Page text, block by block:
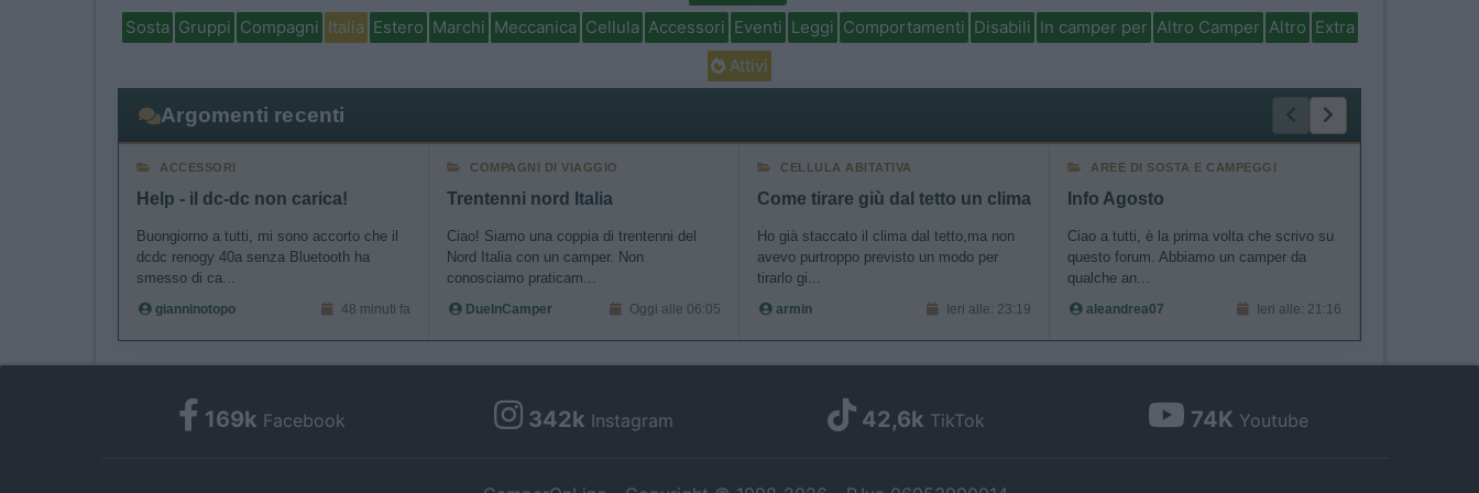
I want to allow Google to enable storage related to security, including
authentication functionality and fraud prevention, and other user protection.
Sosta Gruppi Compagni Italia Estero Marchi Meccanica Cellula Accessori Eventi Leggi Comportamenti Disabili In camper per Altro Camper Altro Extra
Attivi
Argomenti recenti
ACCESSORI
Help - il dc-dc non carica!
Buongiorno a tutti, mi sono accorto che il
dcdc renogy 40a senza Bluetooth ha
smesso di ca...
gianninotopo 48 minuti fa
COMPAGNI DI VIAGGIO
Trentenni nord Italia
Ciao! Siamo una coppia di trentenni del
Nord Italia con un camper. Non
conosciamo praticam...
DueInCamper Oggi alle 06:05
CELLULA ABITATIVA
Come tirare giù dal tetto un clima
Ho già staccato il clima dal tetto,ma non
avevo purtroppo previsto un modo per
tirarlo gi...
armin Ieri alle: 23:19
AREE DI SOSTA E CAMPEGGI
Info Agosto
Ciao a tutti, è la prima volta che scrivo su
questo forum. Abbiamo un camper da
qualche an...
aleandrea07 Ieri alle: 21:16
169k Facebook 342k Instagram 42,6k TikTok 74K Youtube